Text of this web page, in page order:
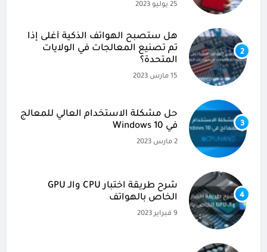
25 يوليو 2023
2
هل ستصبح الهواتف الذكية أغلى إذا
تم تصنيع المعالجات في الولايات
المتحدة؟
15 مارس 2023
3
حل مشكلة الاستخدام العالي للمعالج
في Windows 10
2 مارس 2023
4
شرح طريقة اختبار CPU والـ GPU
الخاص بالهواتف
9 فبراير 2023